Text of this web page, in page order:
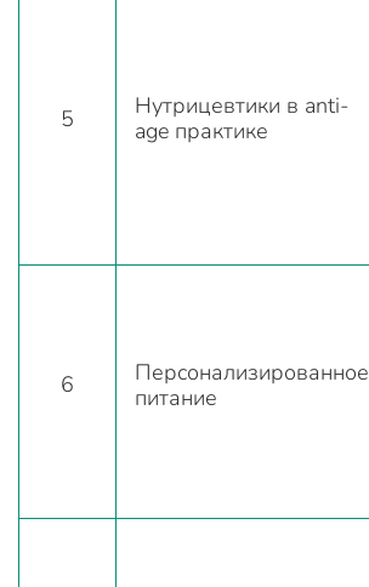
5
Нутрицевтики в anti-
age практике
6
Персонализированное
питание